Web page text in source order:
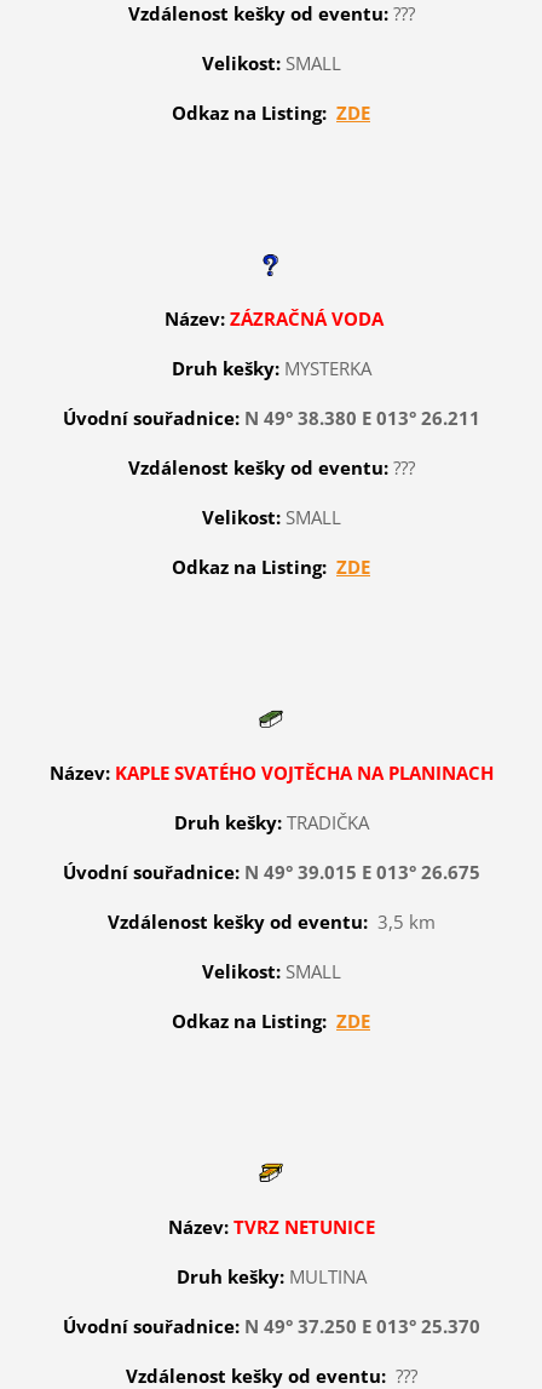
Vzdálenost kešky od eventu:???
Velikost:SMALL
Odkaz na Listing: ZDE
Název: ZÁZRAČNÁ VODA
Druh kešky: MYSTERKA
Úvodní souřadnice:N 49° 38.380 E 013° 26.211
Vzdálenost kešky od eventu:???
Velikost:SMALL
Odkaz na Listing: ZDE
Název: KAPLE SVATÉHO VOJTĚCHA NA PLANINACH
Druh kešky: TRADIČKA
Úvodní souřadnice:N 49° 39.015 E 013° 26.675
Vzdálenost kešky od eventu: 3,5 km
Velikost:SMALL
Odkaz na Listing: ZDE
Název: TVRZ NETUNICE
Druh kešky: MULTINA
Úvodní souřadnice:N 49° 37.250 E 013° 25.370
Vzdálenost kešky od eventu: ???